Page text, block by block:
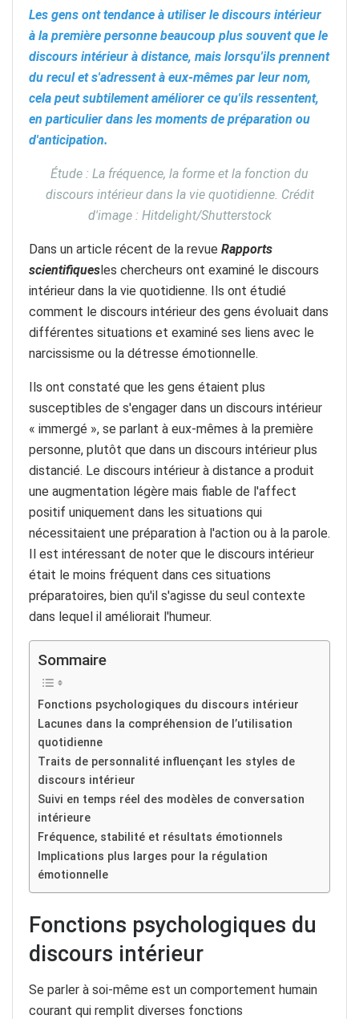
Les gens ont tendance à utiliser le discours intérieur
à la première personne beaucoup plus souvent que le
discours intérieur à distance, mais lorsqu'ils prennent
du recul et s'adressent à eux-mêmes par leur nom,
cela peut subtilement améliorer ce qu'ils ressentent,
en particulier dans les moments de préparation ou
d'anticipation.
Étude : La fréquence, la forme et la fonction du
discours intérieur dans la vie quotidienne. Crédit
d'image : Hitdelight/Shutterstock
Dans un article récent de la revue Rapports
scientifiquesles chercheurs ont examiné le discours
intérieur dans la vie quotidienne. Ils ont étudié
comment le discours intérieur des gens évoluait dans
différentes situations et examiné ses liens avec le
narcissisme ou la détresse émotionnelle.
Ils ont constaté que les gens étaient plus
susceptibles de s'engager dans un discours intérieur
« immergé », se parlant à eux-mêmes à la première
personne, plutôt que dans un discours intérieur plus
distancié. Le discours intérieur à distance a produit
une augmentation légère mais fiable de l'affect
positif uniquement dans les situations qui
nécessitaient une préparation à l'action ou à la parole.
Il est intéressant de noter que le discours intérieur
était le moins fréquent dans ces situations
préparatoires, bien qu'il s'agisse du seul contexte
dans lequel il améliorait l'humeur.
Sommaire
Fonctions psychologiques du discours intérieur
Lacunes dans la compréhension de l’utilisation
quotidienne
Traits de personnalité influençant les styles de
discours intérieur
Suivi en temps réel des modèles de conversation
intérieure
Fréquence, stabilité et résultats émotionnels
Implications plus larges pour la régulation
émotionnelle
Fonctions psychologiques du
discours intérieur
Se parler à soi-même est un comportement humain
courant qui remplit diverses fonctions